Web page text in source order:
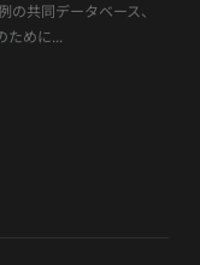
共同データベース、
ために...